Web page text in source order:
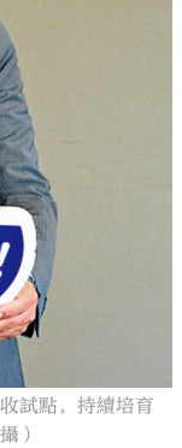
試點，持續培育
）